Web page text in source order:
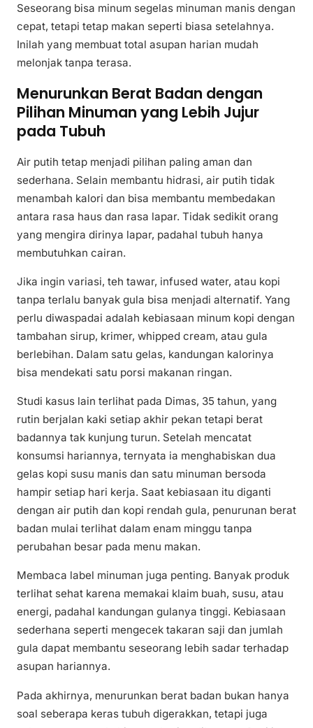
Seseorang bisa minum segelas minuman manis dengan
cepat, tetapi tetap makan seperti biasa setelahnya.
Inilah yang membuat total asupan harian mudah
melonjak tanpa terasa.
Menurunkan Berat Badan dengan
Pilihan Minuman yang Lebih Jujur
pada Tubuh
Air putih tetap menjadi pilihan paling aman dan
sederhana. Selain membantu hidrasi, air putih tidak
menambah kalori dan bisa membantu membedakan
antara rasa haus dan rasa lapar. Tidak sedikit orang
yang mengira dirinya lapar, padahal tubuh hanya
membutuhkan cairan.
Jika ingin variasi, teh tawar, infused water, atau kopi
tanpa terlalu banyak gula bisa menjadi alternatif. Yang
perlu diwaspadai adalah kebiasaan minum kopi dengan
tambahan sirup, krimer, whipped cream, atau gula
berlebihan. Dalam satu gelas, kandungan kalorinya
bisa mendekati satu porsi makanan ringan.
Studi kasus lain terlihat pada Dimas, 35 tahun, yang
rutin berjalan kaki setiap akhir pekan tetapi berat
badannya tak kunjung turun. Setelah mencatat
konsumsi hariannya, ternyata ia menghabiskan dua
gelas kopi susu manis dan satu minuman bersoda
hampir setiap hari kerja. Saat kebiasaan itu diganti
dengan air putih dan kopi rendah gula, penurunan berat
badan mulai terlihat dalam enam minggu tanpa
perubahan besar pada menu makan.
Membaca label minuman juga penting. Banyak produk
terlihat sehat karena memakai klaim buah, susu, atau
energi, padahal kandungan gulanya tinggi. Kebiasaan
sederhana seperti mengecek takaran saji dan jumlah
gula dapat membantu seseorang lebih sadar terhadap
asupan hariannya.
Pada akhirnya, menurunkan berat badan bukan hanya
soal seberapa keras tubuh digerakkan, tetapi juga